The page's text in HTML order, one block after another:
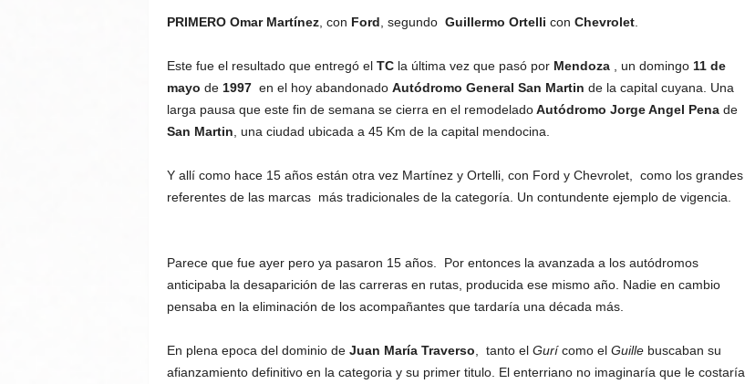
PRIMERO Omar Martínez, con Ford , segundo Guillermo Ortelli con Chevrolet.
Este fue el resultado que entregó elTCla última vez que pasó por Mendoza, un domingo 11 de
mayo de 1997en el hoy abandonado Autódromo General San Martin de la capital cuyana. Una
larga pausa que este fin de semana se cierra en el remodeladoAutódromo Jorge Angel Penade
San Martin , una ciudad ubicada a 45 Km de la capital mendocina.
Y allí como hace 15 años están otra vez Martínez y Ortelli, con Ford y Chevrolet, como los grandes
referentes de las marcas más tradicionales de la categoría. Un contundente ejemplo de vigencia.
Parece que fue ayer pero ya pasaron 15 años. Por entonces la avanzada a los autódromos
anticipaba la desaparición de las carreras en rutas, producida ese mismo año. Nadie en cambio
pensaba en la eliminación de los acompañantes que tardaría una década más.
En plena epoca del dominio de Juan María Traverso , tanto el Gurícomo el Guillebuscaban su
afianzamiento definitivo en la categoria y su primer titulo. El enterriano no imaginaría que le costaría